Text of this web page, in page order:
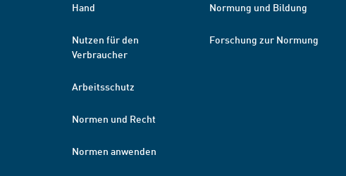
Hand
Nutzen für den
Verbraucher
Arbeitsschutz
Normen und Recht
Normen anwenden
Normung und Bildung
Forschung zur Normung